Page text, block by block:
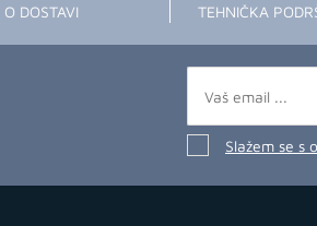
DOSTAVI TEHNIČKA
Slažem se s